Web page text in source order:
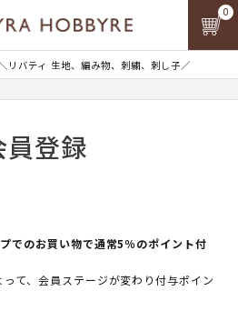
リバティ 生地、編み物、刺繍、刺し子／
0
員登録
でのお買い物で通常5％のポイント付
て、会員ステージが変わり付与ポイン